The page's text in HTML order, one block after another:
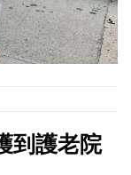
到護老院